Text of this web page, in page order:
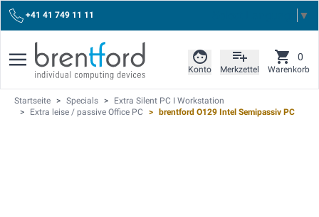
+41 41 749 11 11 ▼
Konto Merkzettel Warenkorb
0
Startseite > Specials >
Extra Silent PC I Workstation
>
Extra leise / passive Office PC > brentford O129 Intel Semipassiv PC